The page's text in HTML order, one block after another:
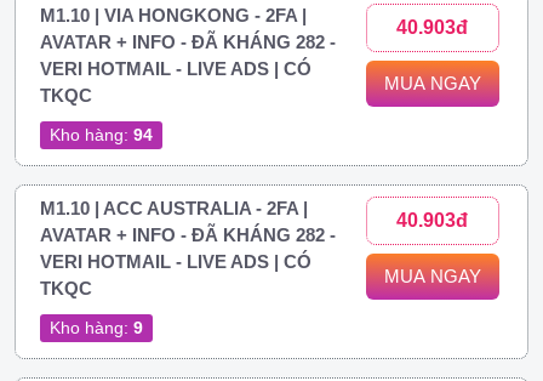
M1.10 | VIA HONGKONG - 2FA |
AVATAR + INFO - ĐÃ KHÁNG 282 -
VERI HOTMAIL - LIVE ADS | CÓ
TKQC
Kho hàng: 94
40.903đ
MUA NGAY
M1.10 | ACC AUSTRALIA - 2FA |
AVATAR + INFO - ĐÃ KHÁNG 282 -
VERI HOTMAIL - LIVE ADS | CÓ
TKQC
Kho hàng: 9
40.903đ
MUA NGAY